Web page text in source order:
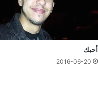
أحبك
2016-06-20